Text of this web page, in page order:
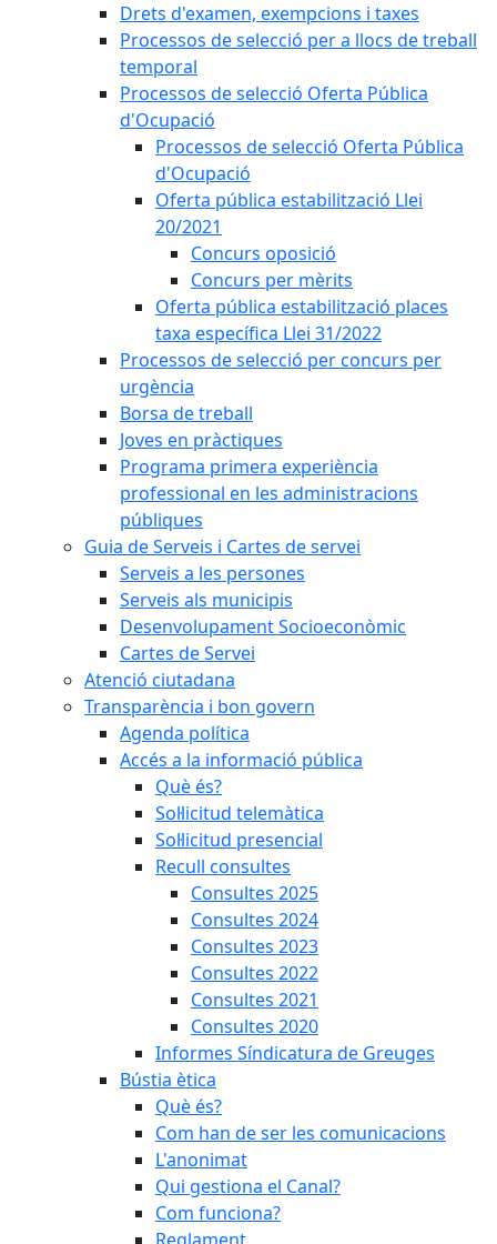
Drets d'examen, exempcions i taxes
Processos de selecció per a llocs de treball
temporal
Processos de selecció Oferta Pública
d'Ocupació
Processos de selecció Oferta Pública
d'Ocupació
Oferta pública estabilització Llei
20/2021
Concurs oposició
Concurs per mèrits
Oferta pública estabilització places
taxa específica Llei 31/2022
Processos de selecció per concurs per
urgència
Borsa de treball
Joves en pràctiques
Programa primera experiència
professional en les administracions
públiques
Guia de Serveis i Cartes de servei
Serveis a les persones
Serveis als municipis
Desenvolupament Socioeconòmic
Cartes de Servei
Atenció ciutadana
Transparència i bon govern
Agenda política
Accés a la informació pública
Què és?
Sol·licitud telemàtica
Sol·licitud presencial
Recull consultes
Consultes 2025
Consultes 2024
Consultes 2023
Consultes 2022
Consultes 2021
Consultes 2020
Informes Síndicatura de Greuges
Bústia ètica
Què és?
Com han de ser les comunicacions
L'anonimat
Qui gestiona el Canal?
Com funciona?